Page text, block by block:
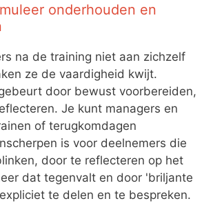
onderhouden en
na de training niet aan zichzelf
ze de vaardigheid kwijt.
door bewust voorbereiden,
Je kunt managers en
of terugkomdagen
is voor deelnemers die
door te reflecteren op het
dat tegenvalt en door 'briljante
te delen en te bespreken.